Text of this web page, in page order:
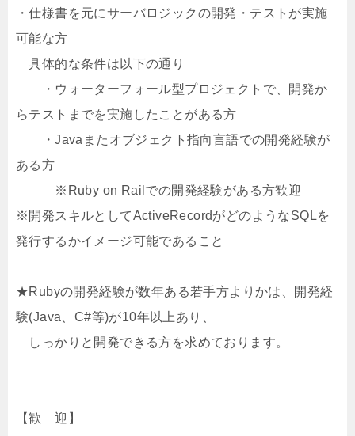
・仕様書を元にサーバロジックの開発・テストが実施
可能な方
具体的な条件は以下の通り
・ウォーターフォール型プロジェクトで、開発か
らテストまでを実施したことがある方
・Javaまたオブジェクト指向言語での開発経験が
ある方
※Ruby on Railでの開発経験がある方歓迎
※開発スキルとしてActiveRecordがどのようなSQLを
発行するかイメージ可能であること
★Rubyの開発経験が数年ある若手方よりかは、開発経
験(Java、C#等)が10年以上あり、
しっかりと開発できる方を求めております。
【歓 迎】